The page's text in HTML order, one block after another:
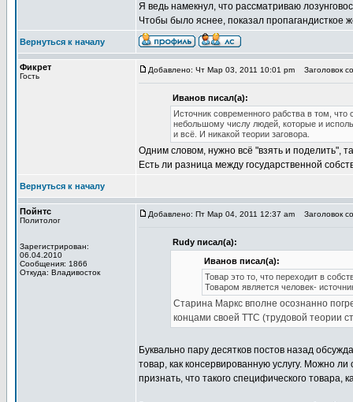
Я ведь намекнул, что рассматриваю
Чтобы было яснее, показал пропагандисткое
Вернуться к началу
Фикрет
Гость
Добавлено: Чт Мар 03, 2011 10:01 pm Заголовок
Иванов писал(а):
Источник современного рабства в том,
небольшому числу людей, которые и
и всё. И никакой теории заговора.
Одним словом, нужно всё "взять и поделить",
Есть ли разница между государственной
Вернуться к началу
Пойнтс
Политолог
Зарегистрирован:
06.04.2010
Сообщения: 1866
Откуда: Владивосток
Добавлено: Пт Мар 04, 2011 12:37 am Заголовок
Rudy писал(а):
Иванов писал(а):
Товар это то, что переходит в
Товаром является человек-
Старина Маркс вполне осознанно
концами своей ТТС (трудовой теории
Буквально пару десятков постов назад
товар, как консервированную услугу. Можно
признать, что такого специфического товара,